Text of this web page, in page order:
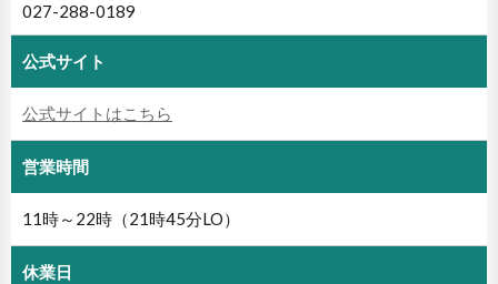
027-288-0189
公式サイト
公式サイトはこちら
営業時間
11時～22時（21時45分LO）
休業日